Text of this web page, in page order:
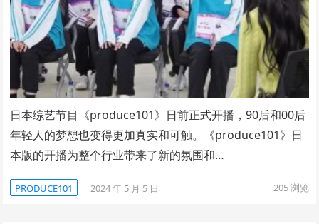
日本综艺节目《produce101》日前正式开播，90后和00后
年轻人的梦想也变得更加真实和可触。《produce101》日
本版的开播为整个行业带来了新的氛围和…
PRODUCE101 2024 年 5 月 5 日 205浏览